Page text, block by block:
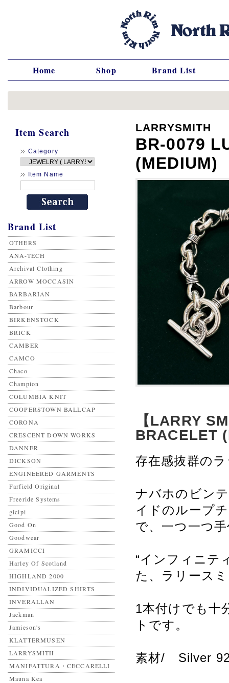
Home Shop Brand List
Item Search
Category
Item Name
Brand List
OTHERS
ANA-TECH
Archival Clothing
ARROW MOCCASIN
BARBARIAN
Barbour
BIRKENSTOCK
BRICK
CAMBER
CAMCO
Chaco
Champion
COLUMBIA KNIT
COOPERSTOWN BALLCAP
CORONA
CRESCENT DOWN WORKS
DANNER
DICKSON
ENGINEERED GARMENTS
Farfield Original
Freeride Systems
gicipi
Good On
Goodwear
GRAMICCI
Harley Of Scotland
HIGHLAND 2000
INDIVIDUALIZED SHIRTS
INVERALLAN
Jackman
Jamieson's
KLATTERMUSEN
LARRYSMITH
MANIFATTURA・CECCARELLI
Mauna Kea
LARRYSMITH
BR-0079
(MEDIUM)
【LARRY
BRACELET
存在感抜群の
ナバホのビン
イドのループ
で、一つ一つ
“インフィニテ
た、ラリース
1本付けでも十
トです。
素材/ Silver